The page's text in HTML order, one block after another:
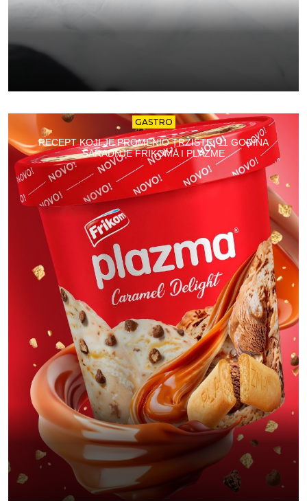
GASTRO
RECEPT KOJI JE PROMENIO TRŽIŠTE: 11 GODINA
SARADNJE FRIKOMA I PLAZME